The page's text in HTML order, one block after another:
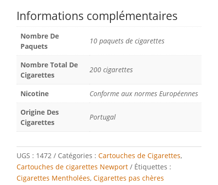
Informations complémentaires
Nombre De
Paquets
10 paquets de cigarettes
Nombre Total De
Cigarettes
200 cigarettes
Nicotine
Conforme aux normes Européennes
Origine Des
Cigarettes
Portugal
UGS : 1472 Catégories : Cartouches de Cigarettes,
Cartouches de cigarettes Newport
Étiquettes :
Cigarettes Mentholées, Cigarettes pas chères